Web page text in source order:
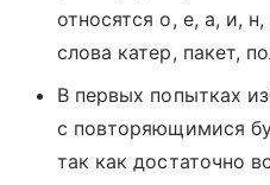
относятся о, е, а, и,
слова катер, пакет,
В первых попытках
с повторяющимися
так как достаточно